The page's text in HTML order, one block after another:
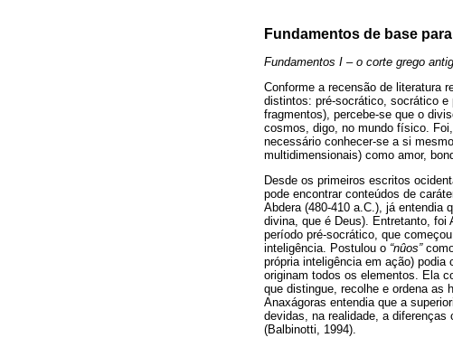
Fundamentos de base
Fundamentos I – o corte grego
Conforme a recensão de literatura
distintos: pré-socrático, socrático
fragmentos), percebe-se que o
cosmos, digo, no mundo físico.
necessário conhecer-se a si
multidimensionais) como amor,
Desde os primeiros escritos
pode encontrar conteúdos de
Abdera (480-410 a.C.), já entendia
divina, que é Deus). Entretanto, foi
período pré-socrático, que
inteligência. Postulou o “nûos”
própria inteligência em ação)
originam todos os elementos. Ela
que distingue, recolhe e ordena as
Anaxágoras entendia que a
devidas, na realidade, a
(Balbinotti, 1994).